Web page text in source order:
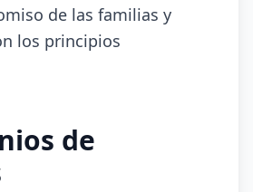
de las familias y
los principios
de